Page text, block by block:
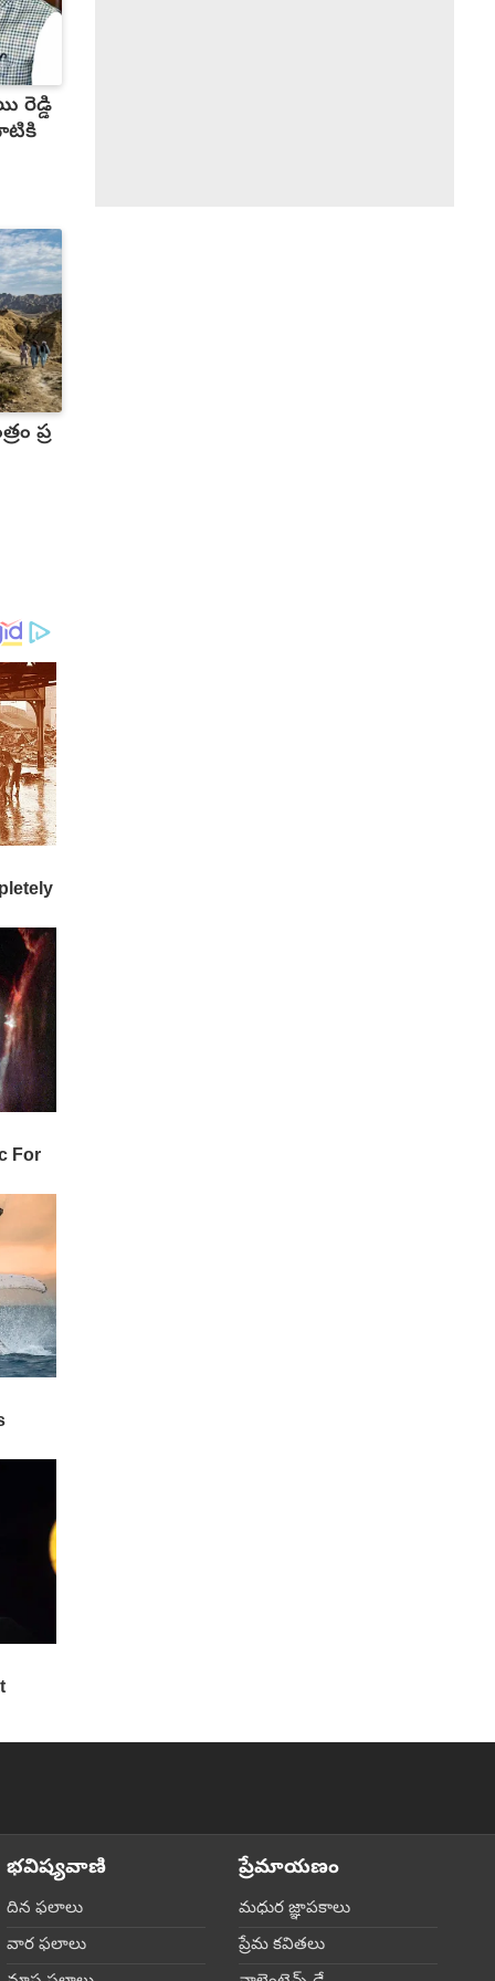
ప్ర
భవిష్యవాణి
దిన ఫలాలు
వార ఫలాలు
ప్రేమాయణం
మధుర జ్ఞాపకాలు
ప్రేమ కవితలు